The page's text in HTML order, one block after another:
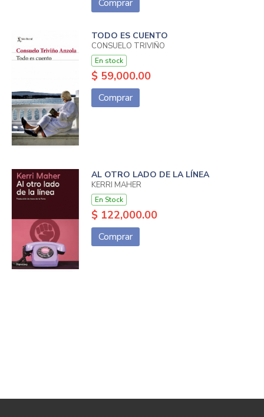
Comprar
TODO ES CUENTO
CONSUELO TRIVIÑO
En stock
$ 59,000.00
Comprar
AL OTRO LADO DE LA LÍNEA
KERRI MAHER
En Stock
$ 122,000.00
Comprar